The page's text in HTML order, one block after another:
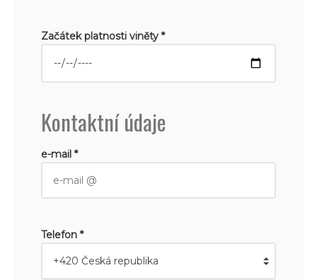
Začátek platnosti viněty *
Kontaktní údaje
e-mail *
Telefon *